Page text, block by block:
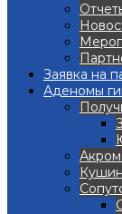
Заявка на
Аденомы